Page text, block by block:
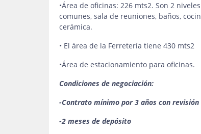
•Área de oficinas: 226 mts2. Son 2
comunes, sala de reuniones, baños,
cerámica.
• El área de la Ferretería tiene 430 mts2
•Área de estacionamiento para oficinas.
Condiciones de negociación:
-Contrato mínimo por 3 años con revisión
-2 meses de depósito